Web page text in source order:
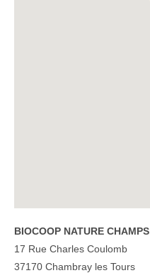
BIOCOOP NATURE CHAMPS
17 Rue Charles Coulomb
37170 Chambray les Tours